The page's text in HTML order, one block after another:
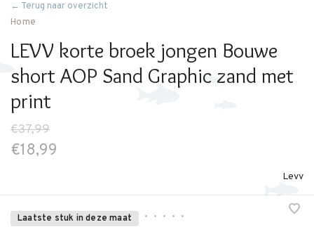
← Terug naar overzicht
Home
LEVV korte broek jongen Bouwe
short AOP Sand Graphic zand met
print
€37,99
€18,99
Levv
Laatste stuk in deze maat • • • • •